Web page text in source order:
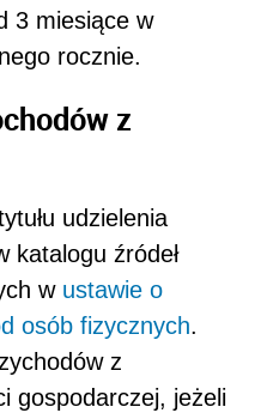
3 miesiące w
rocznie.
z
udzielenia
katalogu źródeł
w ustawie o
osób fizycznych.
z
gospodarczej, jeżeli